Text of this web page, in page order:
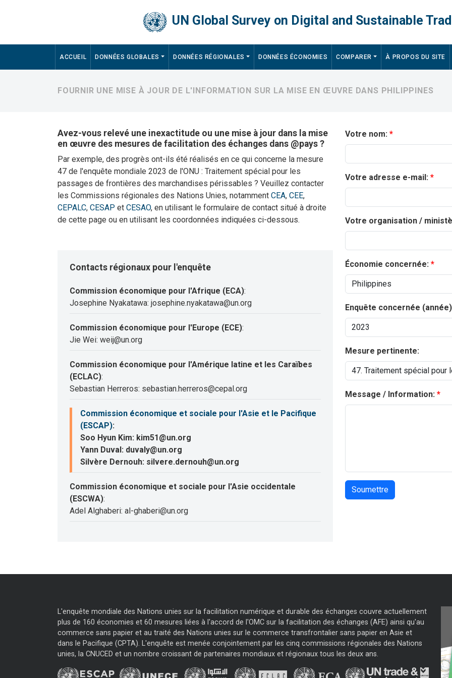
UN Global Survey on Digital and Sustainable
Main navigation
ACCUEIL DONNÉES GLOBALES DONNÉES RÉGIONALES DONNÉES ÉCONOMIES COMPARER À PROPOS DU SITE
FOURNIR UNE MISE À JOUR DE L'INFORMATION SUR LA MISE EN ŒUVRE DANS PHILIPPINES
Avez-vous relevé une inexactitude ou une mise à jour dans la mise
en œuvre des mesures de facilitation des échanges dans @pays ?
Par exemple, des progrès ont-ils été réalisés en ce qui concerne la mesure
47 de l'enquête mondiale 2023 de l'ONU : Traitement spécial pour les
passages de frontières des marchandises périssables ? Veuillez contacter
les Commissions régionales des Nations Unies, notamment CEA, CEE,
CEPALC, CESAP et CESAO, en utilisant le formulaire de contact situé à droite
de cette page ou en utilisant les coordonnées indiquées ci-dessous.
Contacts régionaux pour l'enquête
Commission économique pour l'Afrique (ECA):
Josephine Nyakatawa: josephine.nyakatawa@un.org
Commission économique pour l'Europe (ECE):
Jie Wei: weij@un.org
Commission économique pour l'Amérique latine et les Caraïbes
(ECLAC):
Sebastian Herreros: sebastian.herreros@cepal.org
Commission économique et sociale pour l'Asie et le Pacifique
(ESCAP):
Soo Hyun Kim: kim51@un.org
Yann Duval: duvaly@un.org
Silvère Dernouh: silvere.dernouh@un.org
Commission économique et sociale pour l'Asie occidentale
(ESCWA):
Adel Alghaberi: al-ghaberi@un.org
Votre nom:
Votre adresse e-mail:
Votre organisation /
Économie concernée:
Enquête concernée
Mesure pertinente:
Message / Information:
L'enquête mondiale des Nations unies sur la facilitation numérique et durable des échanges couvre actuellement
plus de 160 économies et 60 mesures liées à l'accord de l'OMC sur la facilitation des échanges (AFE) ainsi qu'au
commerce sans papier et au traité des Nations unies sur le commerce transfrontalier sans papier en Asie et
dans le Pacifique (CPTA). L'enquête est menée conjointement par les cinq commissions régionales des Nations
unies, la CNUCED et un nombre croissant de partenaires mondiaux et régionaux tous les deux ans.